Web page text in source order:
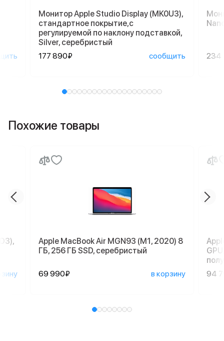
Монитор Apple Studio Display (MK0U3),
стандартное покрытие,с
регулируемой по наклону подставкой,
Silver, серебристый
177 890₽
сообщить 234
Похожие товары
Apple MacBook Air MGN93 (M1, 2020) 8
ГБ, 256 ГБ SSD, серебристый
69 990₽ в корзину
94